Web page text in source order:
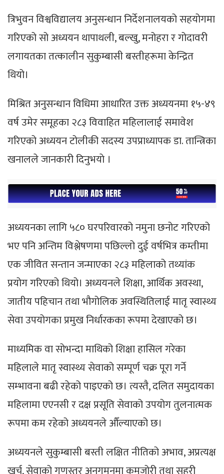
त्रिभुवन विश्वविद्यालय अनुसन्धान निर्देशनालयको सहयोगमा
गरिएको सो अध्ययन थापाथली, बल्खु, मनोहरा र गोदावरी
लगायतका तत्कालीन सुकुम्बासी बस्तीहरूमा केन्द्रित
थियो।
मिश्रित अनुसन्धान विधिमा आधारित उक्त अध्ययनमा १५-४९
वर्ष उमेर समूहका २८३ विवाहित महिलालाई समावेश
गरिएको अध्ययन टोलीकी सदस्य उपप्राध्यापक डा. तान्त्रिका
खनालले जानकारी दिनुभयाे ।
अध्ययनका लागि ५८० घरपरिवारको नमुना छनोट गरिएको
भए पनि अन्तिम विश्लेषणमा पछिल्लो दुई वर्षभित्र कम्तीमा
एक जीवित सन्तान जन्माएका २८३ महिलाको तथ्यांक
प्रयोग गरिएको थियो। अध्ययनले शिक्षा, आर्थिक अवस्था,
जातीय पहिचान तथा भौगोलिक अवस्थितिलाई मातृ स्वास्थ्य
सेवा उपयोगका प्रमुख निर्धारकका रूपमा देखाएको छ।
माध्यमिक वा सोभन्दा माथिको शिक्षा हासिल गरेका
महिलाले मातृ स्वास्थ्य सेवाको सम्पूर्ण चक्र पूरा गर्ने
सम्भावना बढी रहेको पाइएको छ। त्यस्तै, दलित समुदायका
महिलामा एएनसी र दक्ष प्रसूति सेवाको उपयोग तुलनात्मक
रूपमा कम रहेको अध्ययनले औँल्याएको छ।
अध्ययनले सुकुम्बासी बस्ती लक्षित नीतिको अभाव, अप्रत्यक्ष